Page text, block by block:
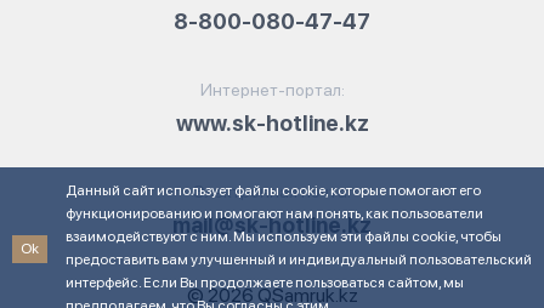
8-800-080-47-47
Интернет-портал:
www.sk-hotline.kz
Электронная почта:
mail@sk-hotline.kz
© 2026 QSamruk.kz
Ok
Данный сайт использует файлы cookie, которые помогают его
функционированию и помогают нам понять, как пользователи
взаимодействуют с ним. Мы используем эти файлы cookie, чтобы
предоставить вам улучшенный и индивидуальный пользовательский
интерфейс. Если Вы продолжаете пользоваться сайтом, мы